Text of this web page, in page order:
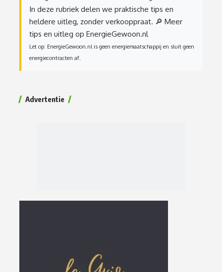
In deze rubriek delen we praktische tips en
heldere uitleg, zonder verkooppraat. 🔎 Meer
tips en uitleg op EnergieGewoon.nl
Let op: EnergieGewoon.nl is geen energiemaatschappij en sluit geen
energiecontracten af.
Advertentie